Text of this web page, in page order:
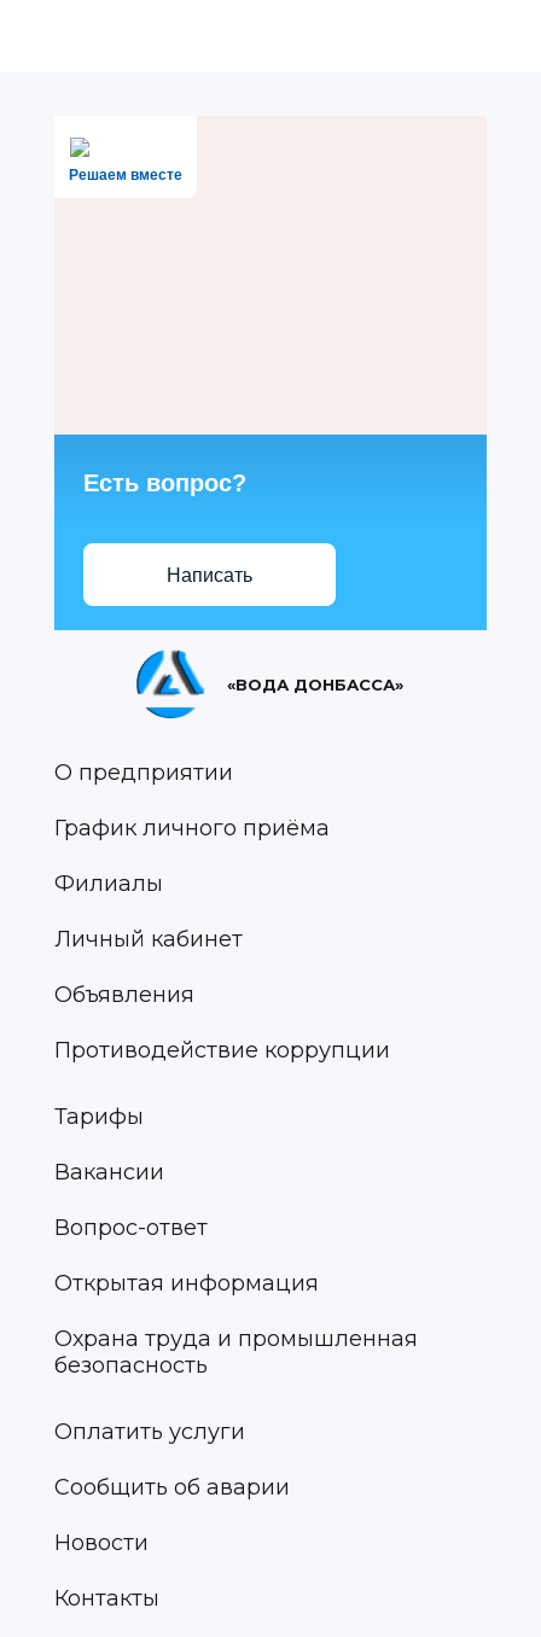
Решаем вместе
Есть вопрос?
Написать
«ВОДА ДОНБАССА»
О предприятии
График личного приёма
Филиалы
Личный кабинет
Объявления
Противодействие коррупции
Тарифы
Вакансии
Вопрос-ответ
Открытая информация
Охрана труда и промышленная
безопасность
Оплатить услуги
Сообщить об аварии
Новости
Контакты